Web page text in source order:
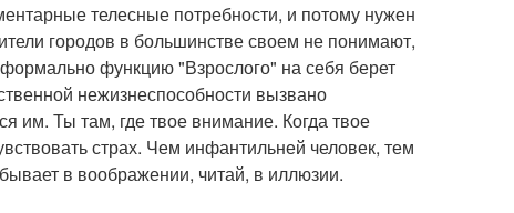
телесные потребности, и потому нужен
городов в большинстве своем не понимают,
функцию "Взрослого" на себя берет
нежизнеспособности вызвано
им. Ты там, где твое внимание. Когда твое
страх. Чем инфантильней человек, тем
в воображении, читай, в иллюзии.